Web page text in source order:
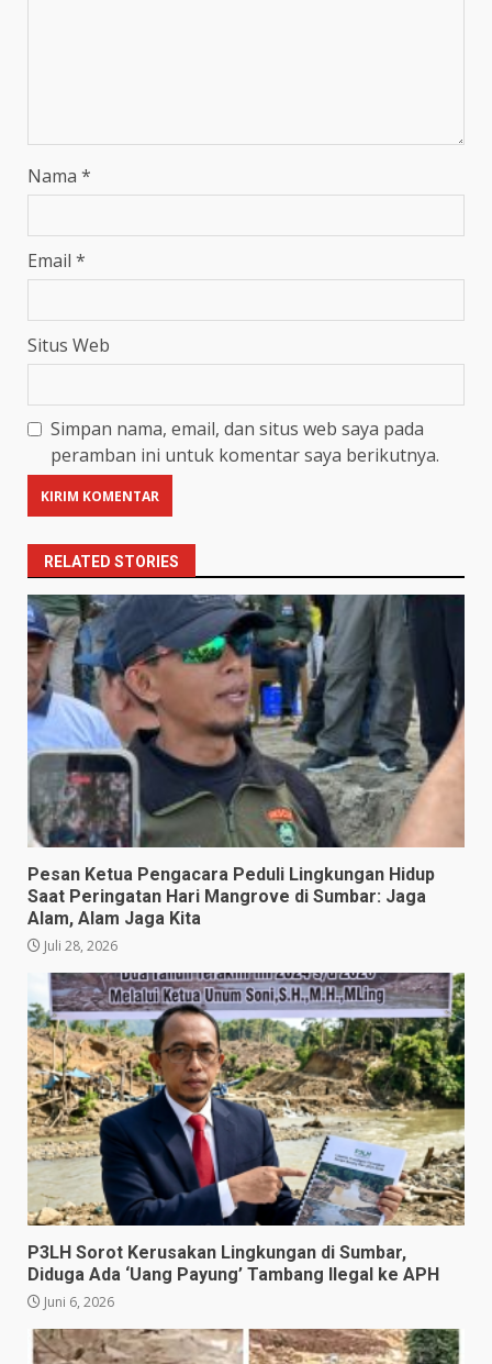
Nama *
Email *
Situs Web
Simpan nama, email, dan situs web saya pada
peramban ini untuk komentar saya berikutnya.
RELATED STORIES
Pesan Ketua Pengacara Peduli Lingkungan Hidup
Saat Peringatan Hari Mangrove di Sumbar: Jaga
Alam, Alam Jaga Kita
Juli 28, 2026
P3LH Sorot Kerusakan Lingkungan di Sumbar,
Diduga Ada ‘Uang Payung’ Tambang Ilegal ke APH
Juni 6, 2026